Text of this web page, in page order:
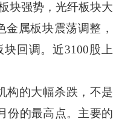
块强势，光纤板块大
属板块震荡调整，
回调。近3100股上
的大幅杀跌，不是
份的最高点。主要的